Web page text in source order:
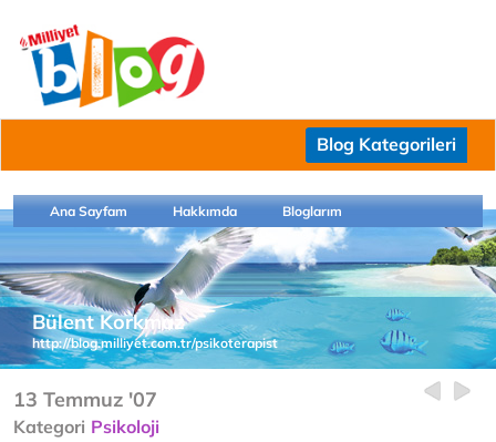
Blog Kategorileri
Ana Sayfam Hakkımda Bloglarım
Bülent Korkmaz
http://blog.milliyet.com.tr/psikoterapist
13 Temmuz '07
Kategori Psikoloji